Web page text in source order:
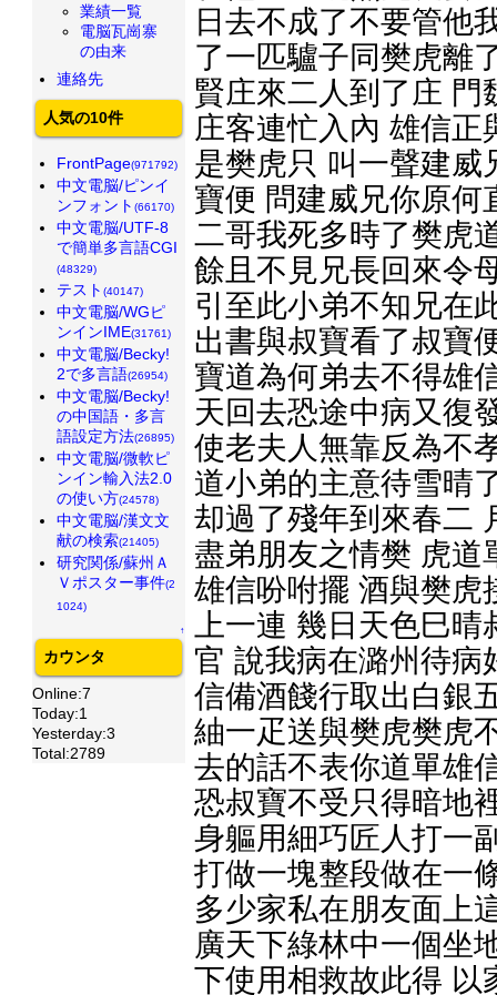
日去不成了不要管他
了一匹驢子同樊虎離
賢庄來二人到了庄 門
庄客連忙入內 雄信
是樊虎只 叫一聲建威
寶便 問建威兄你原何
二哥我死多時了樊虎
餘且不見兄長回來令
引至此小弟不知兄在
出書與叔寶看了叔寶
寶道為何弟去不得雄
天回去恐途中病又復
使老夫人無靠反為不
道小弟的主意待雪晴
却過了殘年到來春二
盡弟朋友之情樊 虎道
雄信吩咐擺 酒與樊虎
上一連 幾日天色巳
官 說我病在潞州待病
信備酒餞行取出白銀
紬一疋送與樊虎樊虎
去的話不表你道單雄
恐叔寶不受只得暗地
身軀用細巧匠人打一
打做一塊整段做在一
多少家私在朋友面上
廣天下綠林中一個坐
下使用相救故此得 以
業績一覧
電脳瓦崗寨
の由来
連絡先
人気の10件
FrontPage(971792)
中文電脳/ピンイ
ンフォント (66170)
中文電脳/UTF-8
で簡単多言語CGI
(48329)
テスト (40147)
中文電脳/WGピ
ンインIME(31761)
中文電脳/Becky!
2で多言語(26954)
中文電脳/Becky!
の中国語・多言
語設定方法(26895)
中文電脳/微軟ピ
ンイン輸入法2.0
の使い方(24578)
中文電脳/漢文文
献の検索(21405)
研究関係/蘇州Ａ
Ｖポスター事件(2
1024)
↑
カウンタ
Online:7
Today:1
Yesterday:3
Total:2789